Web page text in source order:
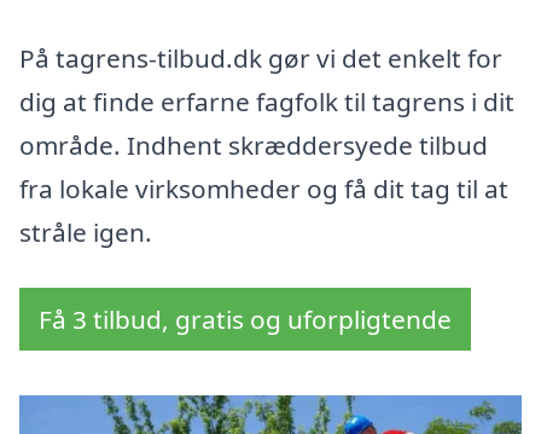
På tagrens-tilbud.dk gør vi det enkelt for
dig at finde erfarne fagfolk til tagrens i dit
område. Indhent skræddersyede tilbud
fra lokale virksomheder og få dit tag til at
stråle igen.
Få 3 tilbud, gratis og uforpligtende